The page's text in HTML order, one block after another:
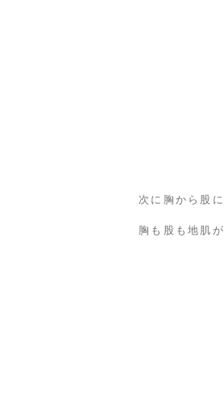
次に胸から股
胸も股も地肌